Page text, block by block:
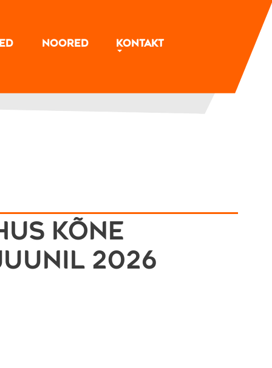
Noored Kontakt
kõne
2026